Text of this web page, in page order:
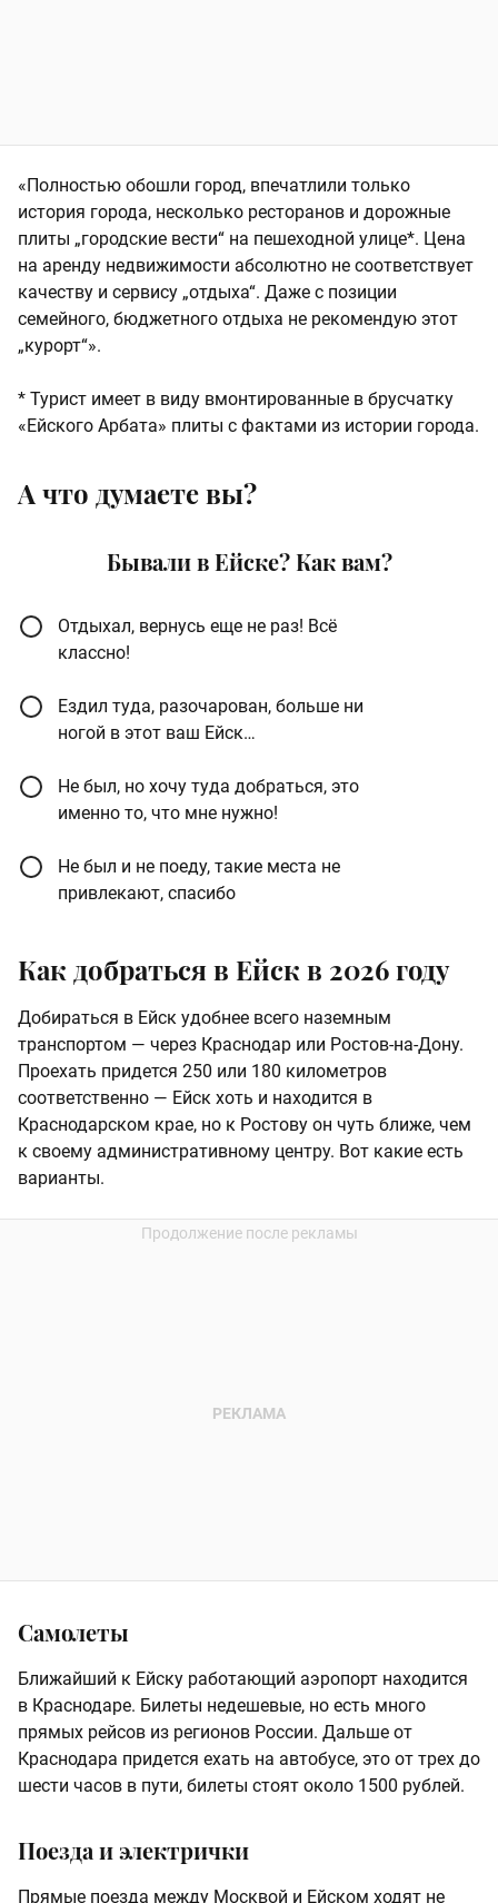
«Полностью обошли город, впечатлили только
история города, несколько ресторанов и дорожные
плиты „городские вести“ на пешеходной улице*. Цена
на аренду недвижимости абсолютно не соответствует
качеству и сервису „отдыха“. Даже с позиции
семейного, бюджетного отдыха не рекомендую этот
„курорт“».
* Турист имеет в виду вмонтированные в брусчатку
«Ейского Арбата» плиты с фактами из истории города.
А что думаете вы?
Бывали в Ейске? Как вам?
Отдыхал, вернусь еще не раз! Всё
классно!
Ездил туда, разочарован, больше ни
ногой в этот ваш Ейск…
Не был, но хочу туда добраться, это
именно то, что мне нужно!
Не был и не поеду, такие места не
привлекают, спасибо
Как добраться в Ейск в 2026 году
Добираться в Ейск удобнее всего наземным
транспортом — через Краснодар или Ростов-на-Дону.
Проехать придется 250 или 180 километров
соответственно — Ейск хоть и находится в
Краснодарском крае, но к Ростову он чуть ближе, чем
к своему административному центру. Вот какие есть
варианты.
Самолеты
Ближайший к Ейску работающий аэропорт находится
в Краснодаре. Билеты недешевые, но есть много
прямых рейсов из регионов России. Дальше от
Краснодара придется ехать на автобусе, это от трех до
шести часов в пути, билеты стоят около 1500 рублей.
Поезда и электрички
Прямые поезда между Москвой и Ейском ходят не